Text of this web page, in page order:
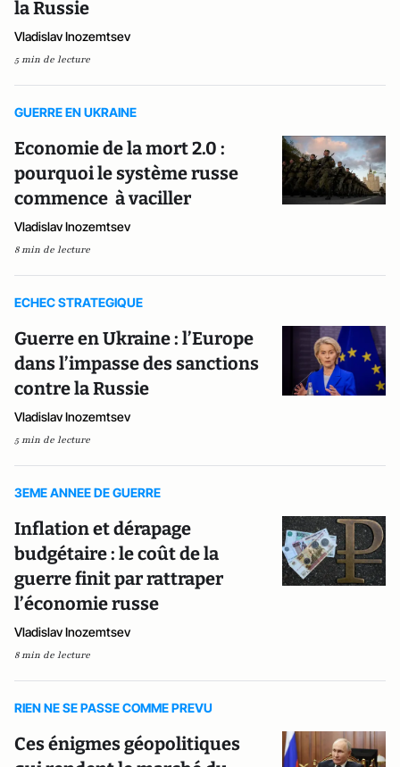
la Russie
Vladislav Inozemtsev
5 min de lecture
GUERRE EN UKRAINE
Economie de la mort 2.0 :
pourquoi le système russe
commence à vaciller
Vladislav Inozemtsev
8 min de lecture
ECHEC STRATEGIQUE
Guerre en Ukraine : l’Europe
dans l’impasse des sanctions
contre la Russie
Vladislav Inozemtsev
5 min de lecture
3EME ANNEE DE GUERRE
Inflation et dérapage
budgétaire : le coût de la
guerre finit par rattraper
l’économie russe
Vladislav Inozemtsev
8 min de lecture
RIEN NE SE PASSE COMME PREVU
Ces énigmes géopolitiques